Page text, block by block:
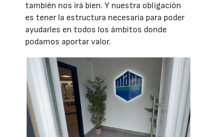
también nos irá bien. Y nuestra obligación
es tener la estructura necesaria para poder
ayudarles en todos los ámbitos donde
podamos aportar valor.